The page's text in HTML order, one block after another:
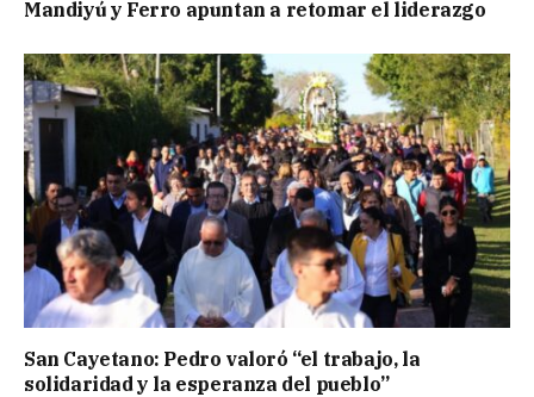
Mandiyú y Ferro apuntan a retomar el liderazgo
San Cayetano: Pedro valoró “el trabajo, la
solidaridad y la esperanza del pueblo”